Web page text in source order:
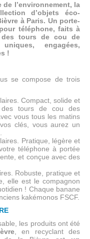
l’environnement, la
d’objets éco-
à Paris. Un porte-
téléphone, faits à
des tours de cou de
engagées,
!
se compose de trois
Compact, solide et
tours de cou des
vous tous les matins
clés, vous aurez un
Pratique, légère et
téléphone à portée
et conçue avec des
Robuste, pratique et
elle est le compagnon
! Chaque banane
kakémonos FSCF.
les produits ont été
, en recyclant des